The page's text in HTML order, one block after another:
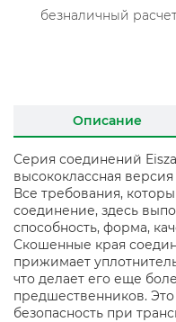
безналичный
Описание
Серия соединений
высококлассная
Все требования,
соединение, здесь
способность, форма,
Скошенные края
прижимает
что делает его еще
предшественников.
безопасность при